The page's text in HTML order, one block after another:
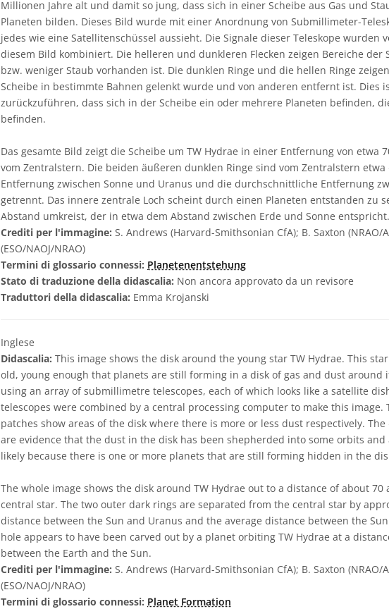
Millionen Jahre alt und damit so jung, dass sich in einer Scheibe aus Gas und
Planeten bilden. Dieses Bild wurde mit einer Anordnung von Submillimeter-
jedes wie eine Satellitenschüssel aussieht. Die Signale dieser Teleskope wurden
diesem Bild kombiniert. Die helleren und dunkleren Flecken zeigen Bereiche der
bzw. weniger Staub vorhanden ist. Die dunklen Ringe und die hellen Ringe
Scheibe in bestimmte Bahnen gelenkt wurde und von anderen entfernt ist. Dies
zurückzuführen, dass sich in der Scheibe ein oder mehrere Planeten befinden,
befinden.
Das gesamte Bild zeigt die Scheibe um TW Hydrae in einer Entfernung von etwa
vom Zentralstern. Die beiden äußeren dunklen Ringe sind vom Zentralstern
Entfernung zwischen Sonne und Uranus und die durchschnittliche Entfernung
getrennt. Das innere zentrale Loch scheint durch einen Planeten entstanden zu
Abstand umkreist, der in etwa dem Abstand zwischen Erde und Sonne entspricht.
Crediti per l'immagine: S. Andrews (Harvard-Smithsonian CfA); B. Saxton (NRAO/
(ESO/NAOJ/NRAO)
Termini di glossario connessi: Planetenentstehung
Stato di traduzione della didascalia: Non ancora approvato da un revisore
Traduttori della didascalia: Emma Krojanski
Inglese
Didascalia: This image shows the disk around the young star TW Hydrae. This
old, young enough that planets are still forming in a disk of gas and dust around
using an array of submillimetre telescopes, each of which looks like a satellite
telescopes were combined by a central processing computer to make this
patches show areas of the disk where there is more or less dust respectively.
are evidence that the dust in the disk has been shepherded into some orbits and
likely because there is one or more planets that are still forming hidden in the
The whole image shows the disk around TW Hydrae out to a distance of about
central star. The two outer dark rings are separated from the central star by
distance between the Sun and Uranus and the average distance between the
hole appears to have been carved out by a planet orbiting TW Hydrae at a
between the Earth and the Sun.
Crediti per l'immagine: S. Andrews (Harvard-Smithsonian CfA); B. Saxton (NRAO/
(ESO/NAOJ/NRAO)
Termini di glossario connessi: Planet Formation